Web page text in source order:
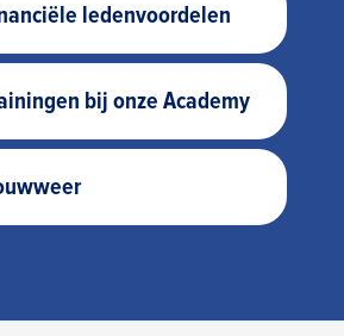
ledenvoordelen
bij onze Academy